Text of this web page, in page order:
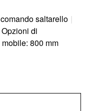
saltarello |
Opzioni di
800 mm